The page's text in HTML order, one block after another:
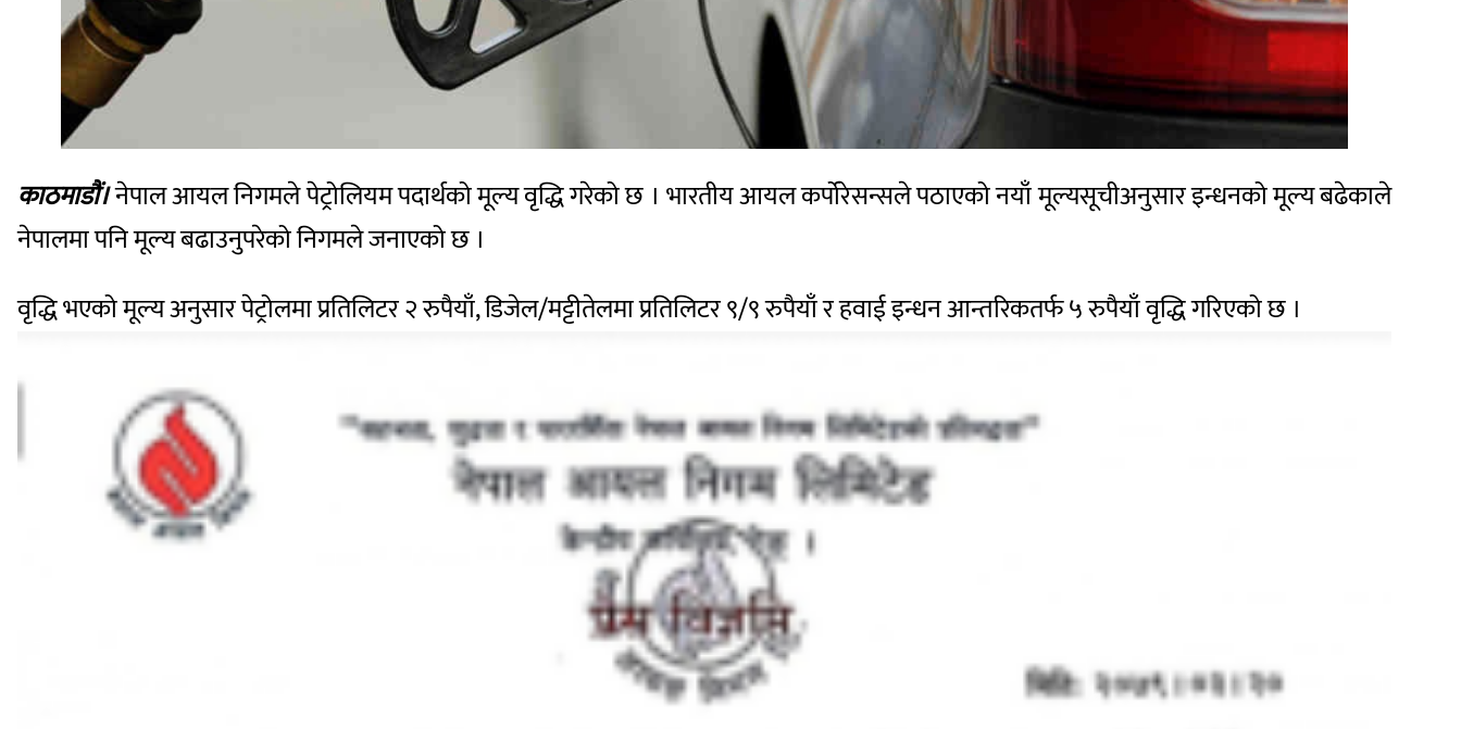
काठमाडौं।नेपाल आयल निगमले पेट्रोलियम पदार्थको मूल्य वृद्धि गरेको छ । भारतीय आयल कर्पोरेसन्सले पठाएको नयाँ मूल्यसूचीअनुसार इन्धनको मूल्य बढेकाले
नेपालमा पनि मूल्य बढाउनुपरेको निगमले जनाएको छ ।
वृद्धि भएको मूल्य अनुसार पेट्रोलमा प्रतिलिटर २ रुपैयाँ, डिजेल/मट्टीतेलमा प्रतिलिटर ९/९ रुपैयाँ र हवाई इन्धन आन्तरिकतर्फ ५ रुपैयाँ वृद्धि गरिएको छ ।